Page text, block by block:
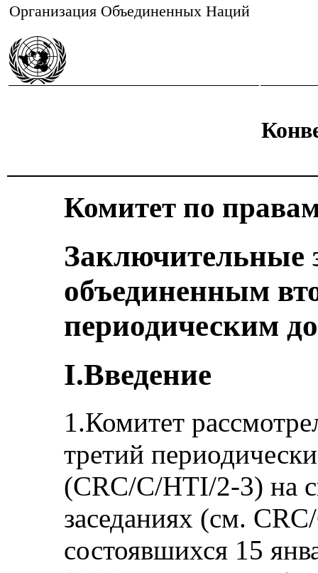
Организация Объединенных Наций
Комитет по
Заключительные
объединенным
периодическим
I.Введение
1.Комитет
третий
(CRC/C/HTI/2-3) на
заседаниях (см.
состоявшихся 15